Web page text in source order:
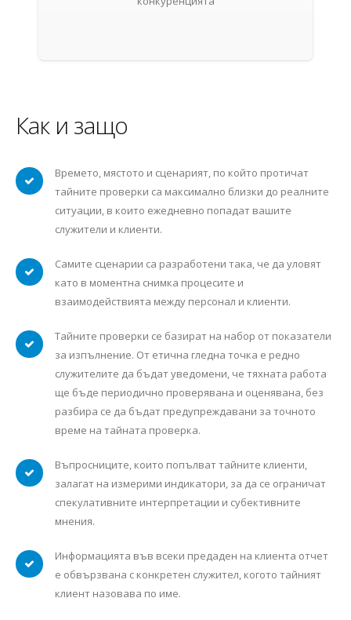
Как и защо
Времето, мястото и сценарият, по който протичат
тайните проверки са максимално близки до реалните
ситуации, в които ежедневно попадат вашите
служители и клиенти.
Самите сценарии са разработени така, че да уловят
като в моментна снимка процесите и
взаимодействията между персонал и клиенти.
Тайните проверки се базират на набор от показатели
за изпълнение. От етична гледна точка е редно
служителите да бъдат уведомени, че тяхната работа
ще бъде периодично проверявана и оценявана, без
разбира се да бъдат предупреждавани за точното
време на тайната проверка.
Въпросниците, които попълват тайните клиенти,
залагат на измерими индикатори, за да се ограничат
спекулативните интерпретации и субективните
мнения.
Информацията във всеки предаден на клиента отчет
е обвързвана с конкретен служител, когото тайният
клиент назовава по име.